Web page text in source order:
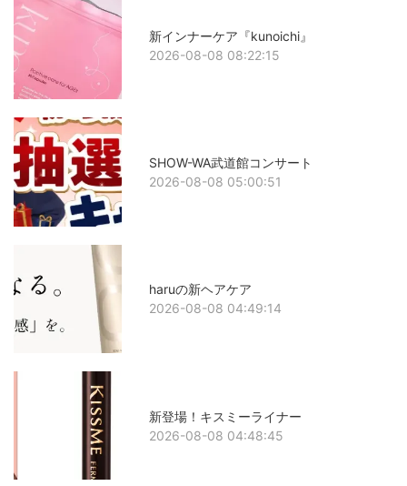
新インナーケア『kunoichi』
2026-08-08 08:22:15
SHOW-WA武道館コンサート
2026-08-08 05:00:51
haruの新ヘアケア
2026-08-08 04:49:14
新登場！キスミーライナー
2026-08-08 04:48:45